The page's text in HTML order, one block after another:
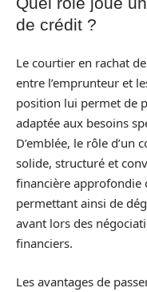
de crédit ?
Le courtier en rachat
entre l’emprunteur et
position lui permet de
adaptée aux besoins
D’emblée, le rôle
solide, structuré et
financière approfondie
permettant ainsi de
avant lors des
financiers.
Les avantages de